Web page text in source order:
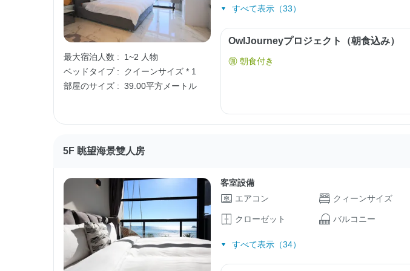
最大宿泊人数 :
1~2 人物
ベッドタイプ :
クイーンサイズ * 1
部屋のサイズ : 39.00平方メートル
すべて表示（33）
OwlJourneyプロジェクト（朝食込み）
朝食付き
5F 眺望海景雙人房
客室設備
エアコン
クィーンサイズ
クローゼット バルコニー
すべて表示（34）